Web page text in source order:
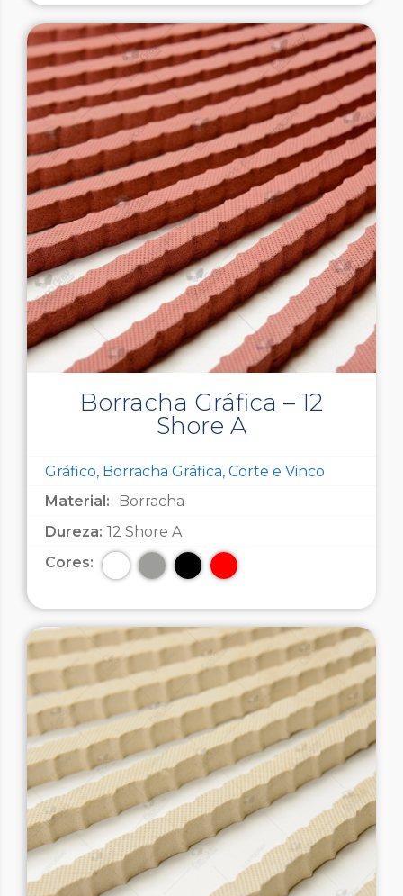
Borracha Gráfica – 12
Shore A
Gráfico, Borracha Gráfica, Corte e Vinco
Material:
Borracha
Dureza: 12 Shore A
Cores: